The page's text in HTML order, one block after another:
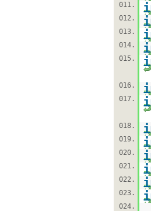
011.
012.
013.
014.
015.
016.
017.
018.
019.
020.
021.
022.
023.
024.